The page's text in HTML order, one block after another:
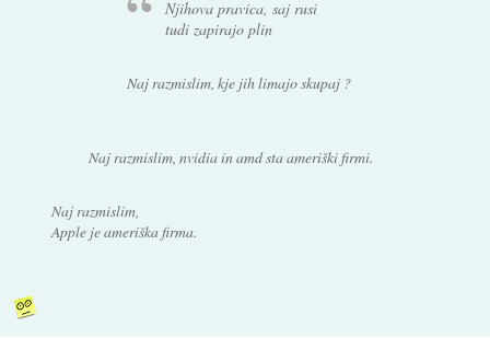
Njihova pravica, saj rusi
tudi zapirajo plin
Naj razmislim, kje jih limajo skupaj ?
Naj razmislim, nvidia in amd sta ameriški firmi.
Naj razmislim,
Apple je ameriška firma.